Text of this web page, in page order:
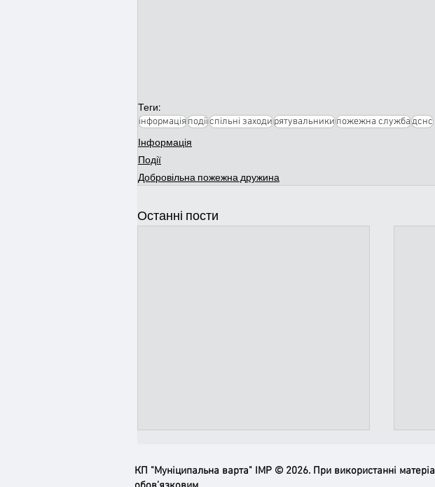
Теги:
інформаціяподіїспільні заходирятувальникипожежна службадснс
Інформація
Події
Добровільна пожежна дружина
Останні пости
КП "Муніципальна варта" ІМР © 2026. При використанні